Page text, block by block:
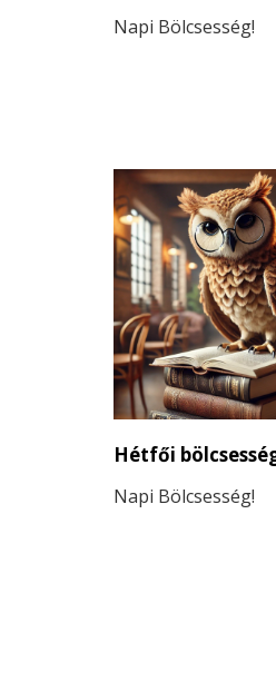
Napi Bölcsesség!
Hétfői
Napi Bölcsesség!